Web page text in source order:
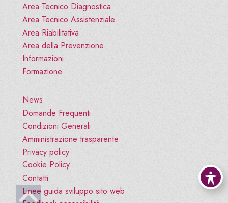
Area Tecnico Diagnostica
Area Tecnico Assistenziale
Area Riabilitativa
Area della Prevenzione
Informazioni
Formazione
News
Domande Frequenti
Condizioni Generali
Amministrazione trasparente
Privacy policy
Cookie Policy
Contatti
Linee guida sviluppo sito web
Vai all'inizio pagina